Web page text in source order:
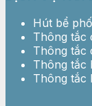
Hút bể
Thông tắc
Thông tắc
Thông tắc
Thông tắc